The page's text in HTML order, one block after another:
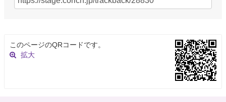
このページのQRコードです。
拡大